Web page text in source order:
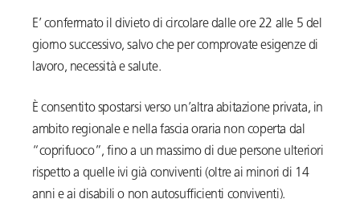
E’ confermato il divieto di circolare dalle ore 22 alle 5 del
giorno successivo, salvo che per comprovate esigenze di
lavoro, necessità e salute.
È consentito spostarsi verso un’altra abitazione privata, in
ambito regionale e nella fascia oraria non coperta dal
“coprifuoco”, fino a un massimo di due persone ulteriori
rispetto a quelle ivi già conviventi (oltre ai minori di 14
anni e ai disabili o non autosufficienti conviventi).